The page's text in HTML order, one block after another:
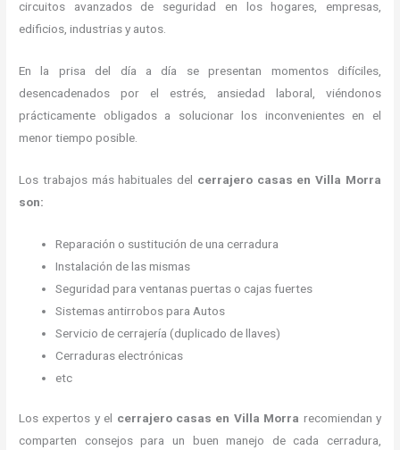
circuitos avanzados de seguridad en los hogares, empresas,
edificios, industrias y autos.
En la prisa del día a día se presentan momentos difíciles,
desencadenados por el estrés, ansiedad laboral, viéndonos
prácticamente obligados a solucionar los inconvenientes en el
menor tiempo posible.
Los trabajos más habituales del cerrajero casas en Villa Morra
son:
Reparación o sustitución de una cerradura
Instalación de las mismas
Seguridad para ventanas puertas o cajas fuertes
Sistemas antirrobos para Autos
Servicio de cerrajería (duplicado de llaves)
Cerraduras electrónicas
etc
Los expertos y el cerrajero casas en Villa Morra recomiendan y
comparten consejos para un buen manejo de cada cerradura,